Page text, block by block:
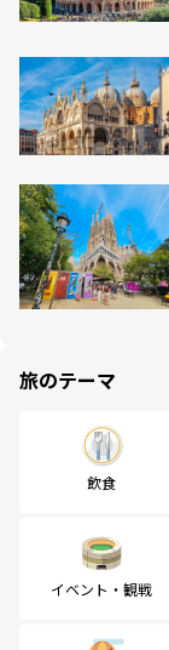
旅のテーマ
飲食
イベント・観戦